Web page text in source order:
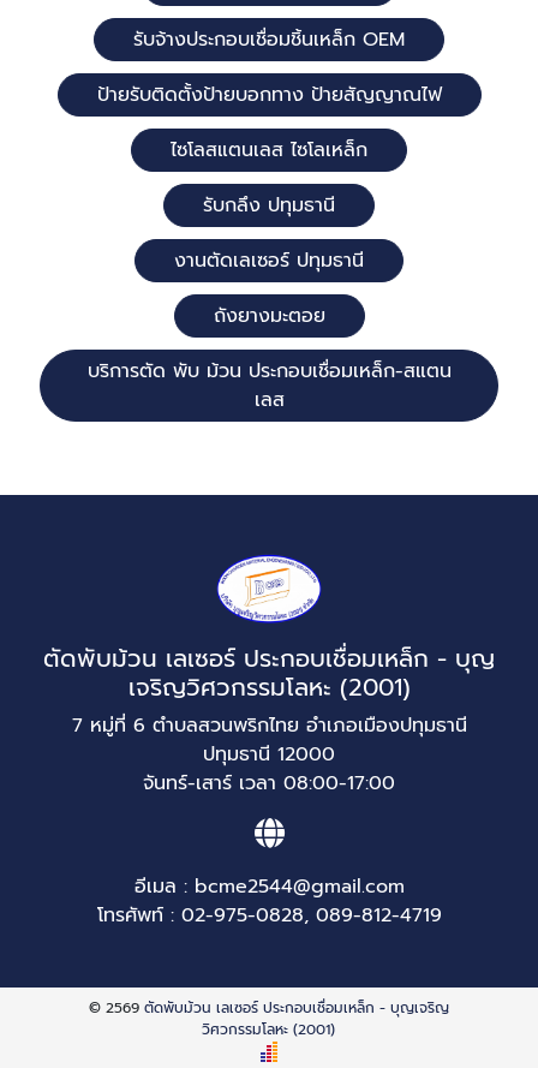
รับจ้างประกอบเชื่อมชิ้นเหล็ก OEM
ป้ายรับติดตั้งป้ายบอกทาง ป้ายสัญญาณไฟ
ไซโลสแตนเลส ไซโลเหล็ก
รับกลึง ปทุมธานี
งานตัดเลเซอร์ ปทุมธานี
ถังยางมะตอย
บริการตัด พับ ม้วน ประกอบเชื่อมเหล็ก-สแตน
เลส
ตัดพับม้วน เลเซอร์ ประกอบเชื่อมเหล็ก - บุญ
เจริญวิศวกรรมโลหะ (2001)
7 หมู่ที่ 6 ตำบลสวนพริกไทย อำเภอเมืองปทุมธานี
ปทุมธานี 12000
จันทร์-เสาร์ เวลา 08:00-17:00
อีเมล : bcme2544@gmail.com
โทรศัพท์ : 02-975-0828, 089-812-4719
© 2569 ตัดพับม้วน เลเซอร์ ประกอบเชื่อมเหล็ก - บุญเจริญ
วิศวกรรมโลหะ (2001)